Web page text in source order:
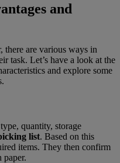
and
there are various ways in
task. Let’s have a look at the
and explore some
quantity, storage
list. Based on this
items. They then confirm